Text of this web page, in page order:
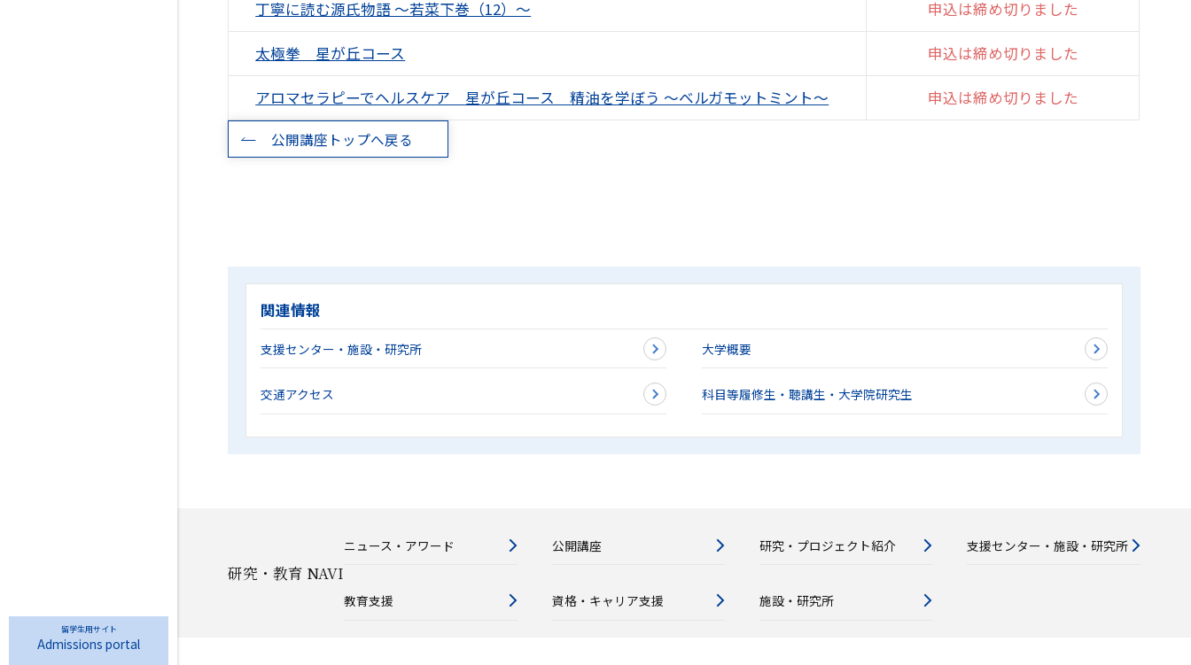
留学生用サイト
Admissions portal
丁寧に読む源氏物語 ～若菜下巻（12）～ 申込は締め切りました
太極拳 星が丘コース 申込は締め切りました
アロマセラピーでヘルスケア 星が丘コース 精油を学ぼう ～ベルガモットミント～ 申込は締め切りました
公開講座トップへ戻る
関連情報
支援センター・施設・研究所 大学概要
交通アクセス 科目等履修生・聴講生・大学院研究生
研究・教育 NAVI
ニュース・アワード 公開講座 研究・プロジェクト紹介 支援センター・施設・研究所
教育支援 資格・キャリア支援 施設・研究所